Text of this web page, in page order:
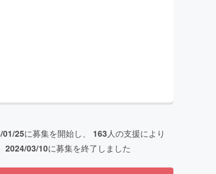
01/25に募集を開始し、 163人の支援により
2024/03/10に募集を終了しました